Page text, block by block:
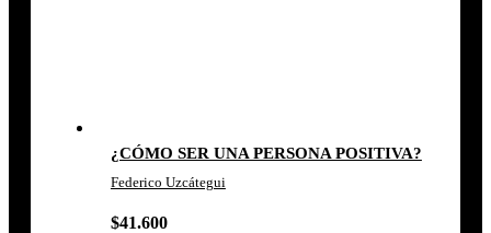
¿CÓMO SER UNA PERSONA POSITIVA?
Federico Uzcátegui
$41.600